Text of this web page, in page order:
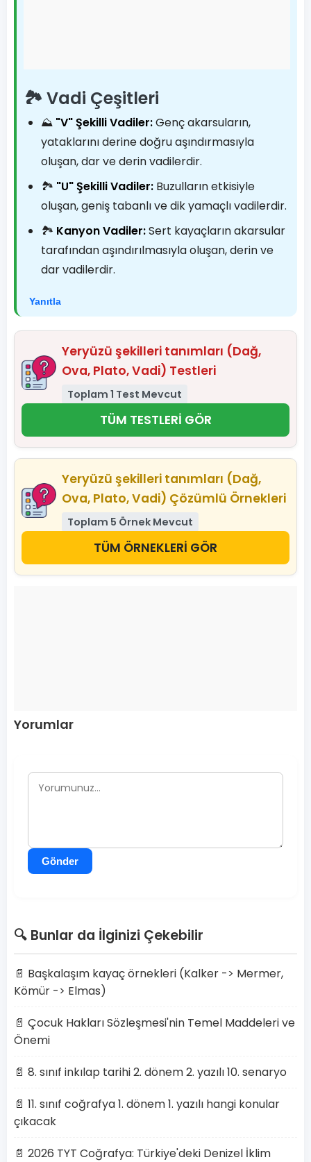
🏞️ Vadi Çeşitleri
⛰️ "V" Şekilli Vadiler:Genç akarsuların,
yataklarını derine doğru aşındırmasıyla
oluşan, dar ve derin vadilerdir.
🏞️ "U" Şekilli Vadiler: Buzulların etkisiyle
oluşan, geniş tabanlı ve dik yamaçlı vadilerdir.
🏞️ Kanyon Vadiler:Sert kayaçların akarsular
tarafından aşındırılmasıyla oluşan, derin ve
dar vadilerdir.
Yanıtla
Yeryüzü şekilleri tanımları (Dağ,
Ova, Plato, Vadi) Testleri
Toplam 1 Test Mevcut
TÜM TESTLERİ GÖR
Yeryüzü şekilleri tanımları (Dağ,
Ova, Plato, Vadi) Çözümlü Örnekleri
Toplam 5 Örnek Mevcut
TÜM ÖRNEKLERİ GÖR
Yorumlar
Gönder
🔍 Bunlar da İlginizi Çekebilir
📄 Başkalaşım kayaç örnekleri (Kalker -> Mermer,
Kömür -> Elmas)
📄 Çocuk Hakları Sözleşmesi'nin Temel Maddeleri ve
Önemi
📄 8. sınıf inkılap tarihi 2. dönem 2. yazılı 10. senaryo
📄 11. sınıf coğrafya 1. dönem 1. yazılı hangi konular
çıkacak
📄 2026 TYT Coğrafya: Türkiye'deki Denizel İklim